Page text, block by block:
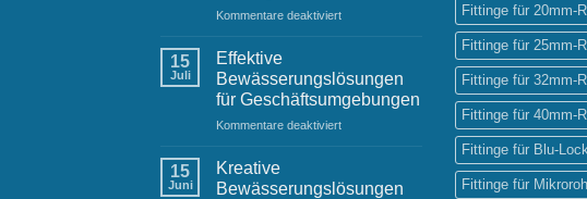
Kommentare deaktiviertfür
Bewässerungssysteme
städtischen
Raum:
Herausforderungen
und
15
Juli
Effektive
Bewässerungslösungen
für Geschäftsumgebungen
Kommentare deaktiviertfür
Bewässerungslösungen
für
15
Juni
Kreative
Bewässerungslösungen
Fittinge für 20mm-
Fittinge für 25mm-
Fittinge für 32mm-
Fittinge für 40mm-
Fittinge für Blu-
Fittinge für